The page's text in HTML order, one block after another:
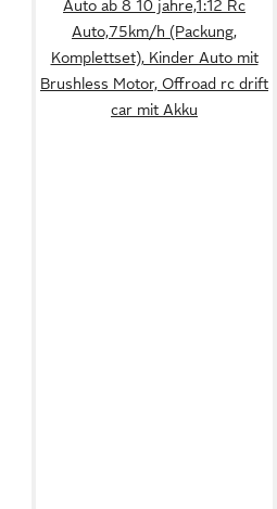
Auto ab 8 10 jahre,1:12 Rc
Auto,75km/h (Packung,
Komplettset), Kinder Auto mit
Brushless Motor, Offroad rc drift
car mit Akku